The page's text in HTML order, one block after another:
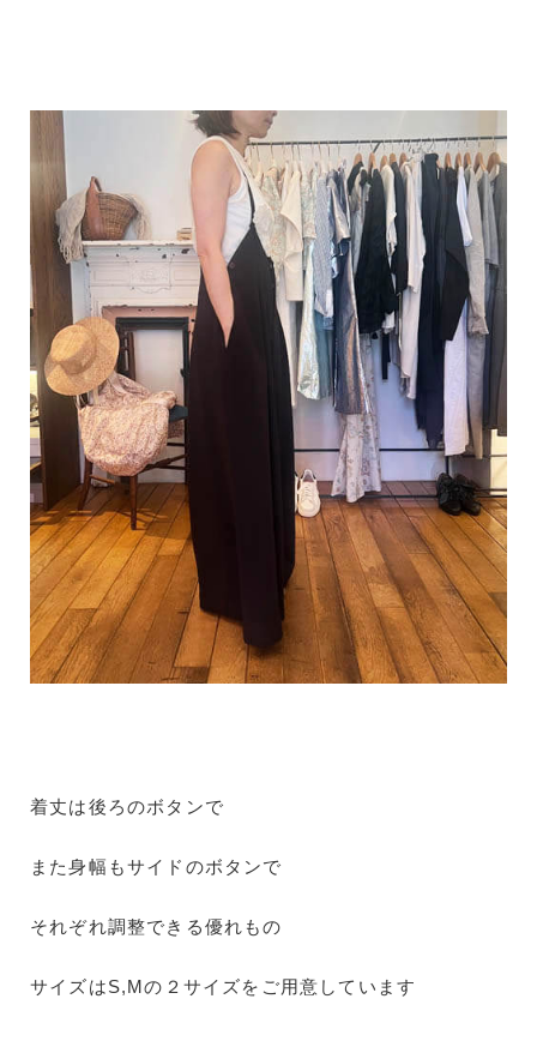
着丈は後ろのボタンで
また身幅もサイドのボタンで
それぞれ調整できる優れもの
サイズはS,Mの２サイズをご用意しています